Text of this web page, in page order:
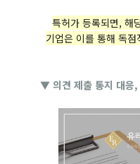
특허가 등록되면, 해
기업은 이를 통해 독
▼ 의견 제출 통지 대응